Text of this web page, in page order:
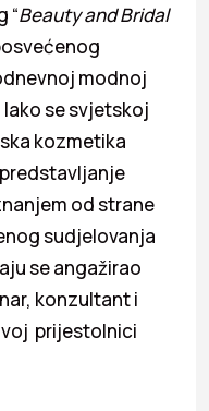
“Beauty and Bridal
modnoj
Iako se svjetskoj
kozmetika
od strane
sudjelovanja
se angažirao
konzultant i
prijestolnici